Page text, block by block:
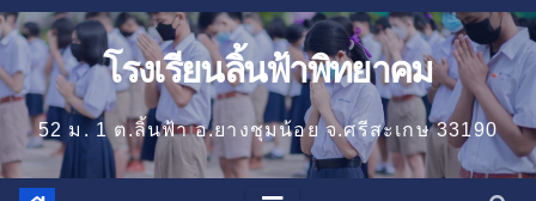
โรงเรียนลิ้นฟ้าพิทยาคม
52 ม. 1 ต.ลิ้นฟ้า อ.ยางชุมน้อย จ.ศรีสะเกษ 33190